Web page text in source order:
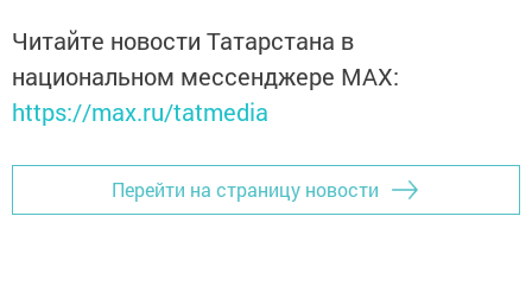
Читайте новости Татарстана в
национальном мессенджере MАХ:
https://max.ru/tatmedia
Перейти на страницу новости